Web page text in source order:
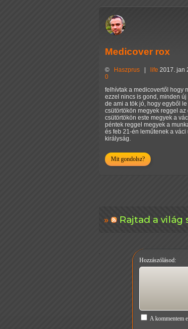
Medicover rox
© Haszprus life 2017. jan
0
felhívtak a medicovertől hogy
ezzel nincs is gond, minden
de ami a tök jó, hogy egyből
csütörtökön megyek reggel
csütörtökön este megyek a
péntek reggel megyek a
és feb 21-én leműtenek a
királyság.
Mit gondolsz?
Rajtad a világ
Hozzászólásod:
A kommentem